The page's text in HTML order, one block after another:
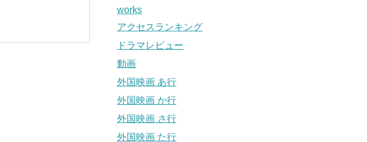
works
アクセスランキング
ドラマレビュー
動画
外国映画 あ行
外国映画 か行
外国映画 さ行
外国映画 た行